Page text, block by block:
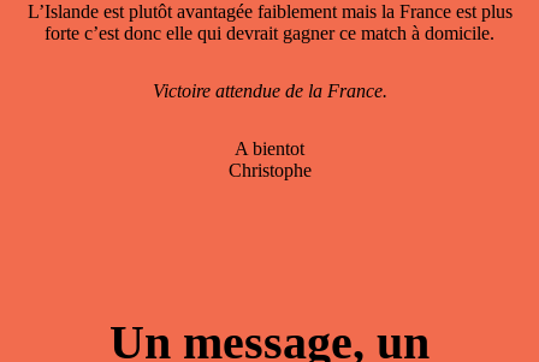
L’Islande est plutôt avantagée faiblement mais la France est plus
forte c’est donc elle qui devrait gagner ce match à domicile.
Victoire attendue de la France.
A bientot
Christophe
Un message, un